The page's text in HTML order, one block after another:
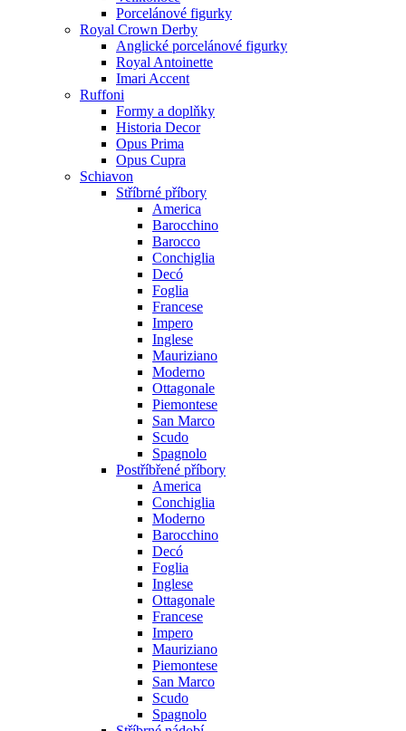
Porcelánové figurky
Royal Crown Derby
Anglické porcelánové figurky
Royal Antoinette
Imari Accent
Ruffoni
Formy a doplňky
Historia Decor
Opus Prima
Opus Cupra
Schiavon
Stříbrné příbory
America
Barocchino
Barocco
Conchiglia
Decó
Foglia
Francese
Impero
Inglese
Mauriziano
Moderno
Ottagonale
Piemontese
San Marco
Scudo
Spagnolo
Postříbřené příbory
America
Conchiglia
Moderno
Barocchino
Decó
Foglia
Inglese
Ottagonale
Francese
Impero
Mauriziano
Piemontese
San Marco
Scudo
Spagnolo